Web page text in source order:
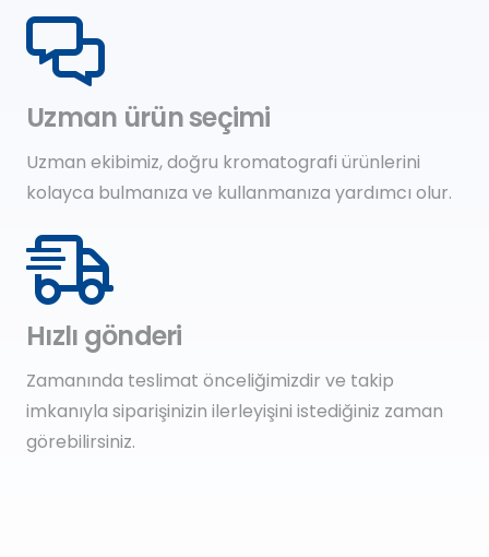
Uzman ürün seçimi
Uzman ekibimiz, doğru kromatografi ürünlerini
kolayca bulmanıza ve kullanmanıza yardımcı olur.
Hızlı gönderi
Zamanında teslimat önceliğimizdir ve takip
imkanıyla siparişinizin ilerleyişini istediğiniz zaman
görebilirsiniz.